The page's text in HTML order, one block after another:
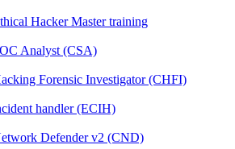
Hacker Master training
Analyst (CSA)
Forensic Investigator (CHFI)
handler (ECIH)
Defender v2 (CND)